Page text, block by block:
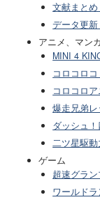
文献まとめ
データ更新
アニメ、マン
MINI 4
コロコロ
コロコロ
爆走兄弟
ダッシュ
二ツ星駆
ゲーム
超速グラ
ワールド